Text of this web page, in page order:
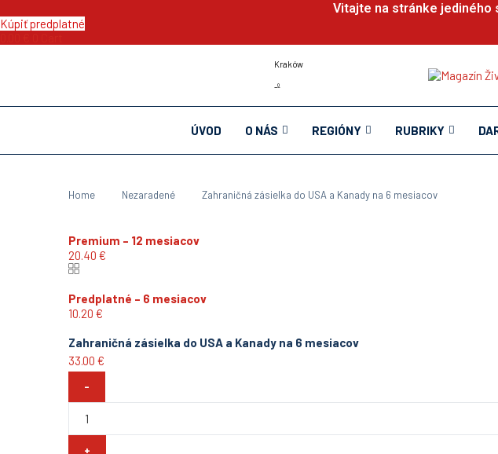
Vitajte na stránke jediného
Kúpiť predplatné
Kraków
-º
ÚVOD O NÁS REGIÓNY RUBRIKY
Home Nezaradené Zahraničná zásielka do USA a Kanady na 6 mesiacov
Premium – 12 mesiacov
20.40 €
Predplatné – 6 mesiacov
10.20 €
Zahraničná zásielka do USA a Kanady na 6 mesiacov
33.00 €
zásielka
USA